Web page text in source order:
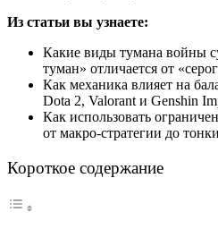
Из статьи вы узнаете:
Какие виды тумана войны
туман» отличается от
Как механика влияет на
Dota 2, Valorant и Genshin
Как использовать
от макро-стратегии до
Короткое содержание